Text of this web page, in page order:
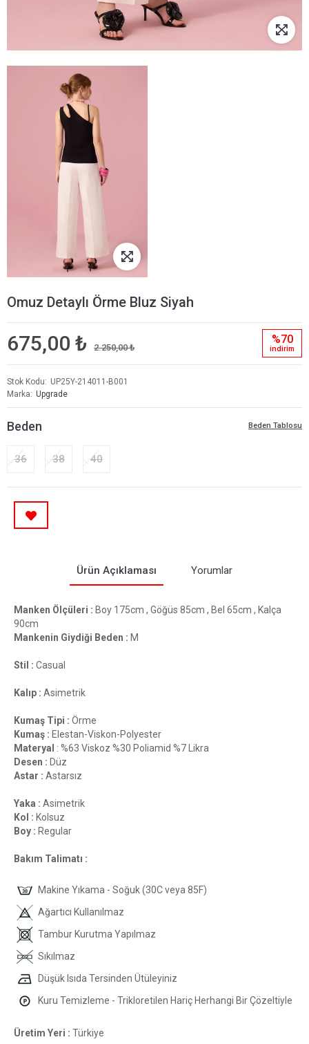
Omuz Detaylı Örme Bluz Siyah
675,00 ₺ 2.250,00 ₺
%70
i̇ndi̇ri̇m
Stok Kodu
UP25Y-214011-B001
Marka
Upgrade
Beden Tablosu
Beden
36 38 40
Ürün Açıklaması Yorumlar
Manken Ölçüleri : Boy 175cm , Göğüs 85cm , Bel 65cm , Kalça
90cm
Mankenin Giydiği Beden : M
Stil : Casual
Kalıp : Asimetrik
Kumaş Tipi : Örme
Kumaş : Elestan-Viskon-Polyester
Materyal : %63 Viskoz %30 Poliamid %7 Likra
Desen : Düz
Astar : Astarsız
Yaka : Asimetrik
Kol : Kolsuz
Boy : Regular
Bakım Talimatı :
Makine Yıkama - Soğuk (30C veya 85F)
Ağartıcı Kullanılmaz
Tambur Kurutma Yapılmaz
Sıkılmaz
Düşük Isıda Tersinden Ütüleyiniz
Kuru Temizleme - Trikloretilen Hariç Herhangi Bir Çözeltiyle
Üretim Yeri : Türkiye